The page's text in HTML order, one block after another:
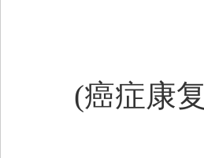
(癌症康复